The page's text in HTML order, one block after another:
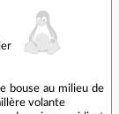
bouse au milieu de
volante